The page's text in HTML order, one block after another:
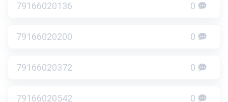
79166020136 0
79166020200 0
79166020372 0
79166020542 0